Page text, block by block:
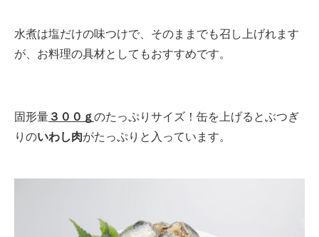
水煮は塩だけの味つけで、そのままでも召し上げれます
が、お料理の具材としてもおすすめです。
固形量 ３００ｇのたっぷりサイズ！缶を上げるとぶつぎ
りのいわし肉がたっぷりと入っています。